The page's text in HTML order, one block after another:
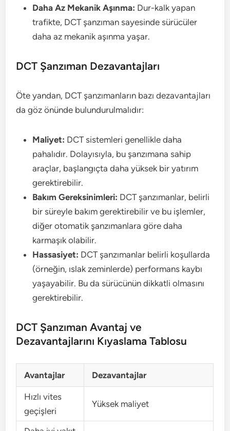
Daha Az Mekanik Aşınma: Dur-kalk yapan
trafikte, DCT şanzıman sayesinde sürücüler
daha az mekanik aşınma yaşar.
DCT Şanzıman Dezavantajları
Öte yandan, DCT şanzımanların bazı dezavantajları
da göz önünde bulundurulmalıdır:
Maliyet: DCT sistemleri genellikle daha
pahalıdır. Dolayısıyla, bu şanzımana sahip
araçlar, başlangıçta daha yüksek bir yatırım
gerektirebilir.
Bakım Gereksinimleri: DCT şanzımanlar, belirli
bir süreyle bakım gerektirebilir ve bu işlemler,
diğer otomatik şanzımanlara göre daha
karmaşık olabilir.
Hassasiyet: DCT şanzımanlar belirli koşullarda
(örneğin, ıslak zeminlerde) performans kaybı
yaşayabilir. Bu da sürücünün dikkatli olmasını
gerektirebilir.
DCT Şanzıman Avantaj ve
Dezavantajlarını Kıyaslama Tablosu
Avantajlar Dezavantajlar
Hızlı vites
geçişleri
Yüksek maliyet